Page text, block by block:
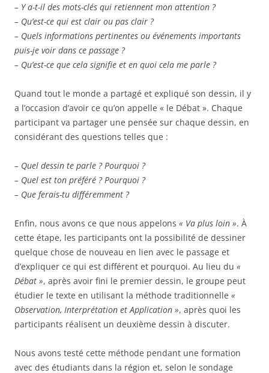
– Y a-t-il des mots-clés qui retiennent mon attention ?
– Qu’est-ce qui est clair ou pas clair ?
– Quels informations pertinentes ou événements importants
puis-je voir dans ce passage ?
– Qu’est-ce que cela signifie et en quoi cela me parle ?
Quand tout le monde a partagé et expliqué son dessin, il y
a l’occasion d’avoir ce qu’on appelle « le Débat ». Chaque
participant va partager une pensée sur chaque dessin, en
considérant des questions telles que :
– Quel dessin te parle ? Pourquoi ?
– Quel est ton préféré ? Pourquoi ?
– Que ferais-tu différemment ?
Enfin, nous avons ce que nous appelons « Va plus loin ». À
cette étape, les participants ont la possibilité de dessiner
quelque chose de nouveau en lien avec le passage et
d’expliquer ce qui est différent et pourquoi. Au lieu du «
Débat », après avoir fini le premier dessin, le groupe peut
étudier le texte en utilisant la méthode traditionnelle «
Observation, Interprétation et Application », après quoi les
participants réalisent un deuxième dessin à discuter.
Nous avons testé cette méthode pendant une formation
avec des étudiants dans la région et, selon le sondage